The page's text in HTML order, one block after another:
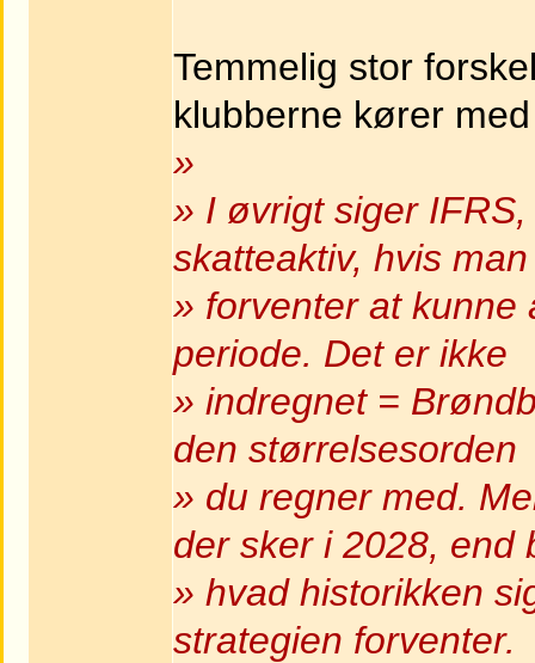
Temmelig stor
klubberne kører
»
» I øvrigt siger
skatteaktiv, hvis man
» forventer at kunne
periode. Det er ikke
» indregnet =
den størrelsesorden
» du regner med.
der sker i 2028, end
» hvad historikken
strategien forventer.